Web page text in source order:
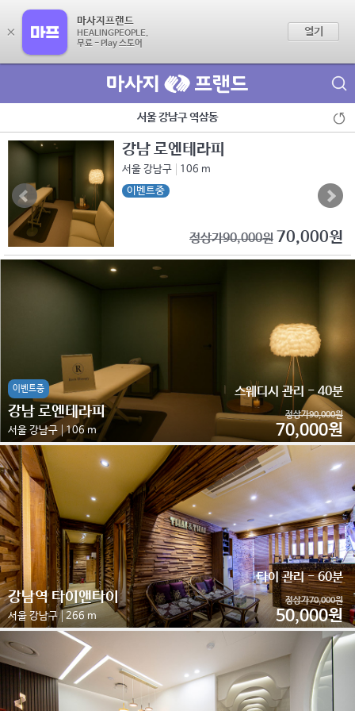
서울 강남구 역삼동
강남 로엔테라피
서울 강남구
106 m
이벤트중
정상가90,000원 70,000원
강남 로엔테라피
서울 강남구 106 m
이벤트중 스웨디시 관리 - 40분
정상가90,000원
70,000원
강남역 타이앤타이
서울 강남구 266 m
타이 관리 - 60분
정상가70,000원
50,000원
×
마사지프랜드
HEALINGPEOPLE.
무료 - Play 스토어
열기